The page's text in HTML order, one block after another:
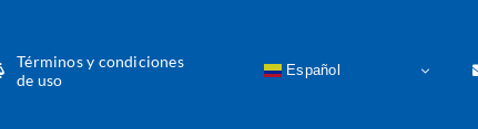
Términos y condiciones
de uso
Español